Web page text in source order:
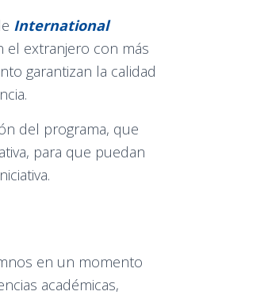
International
el extranjero con más
garantizan la calidad
del programa, que
para que puedan
en un momento
académicas,